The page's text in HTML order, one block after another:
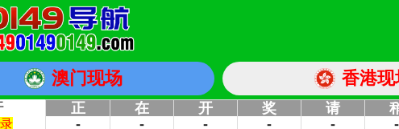
澳门现场 香港现